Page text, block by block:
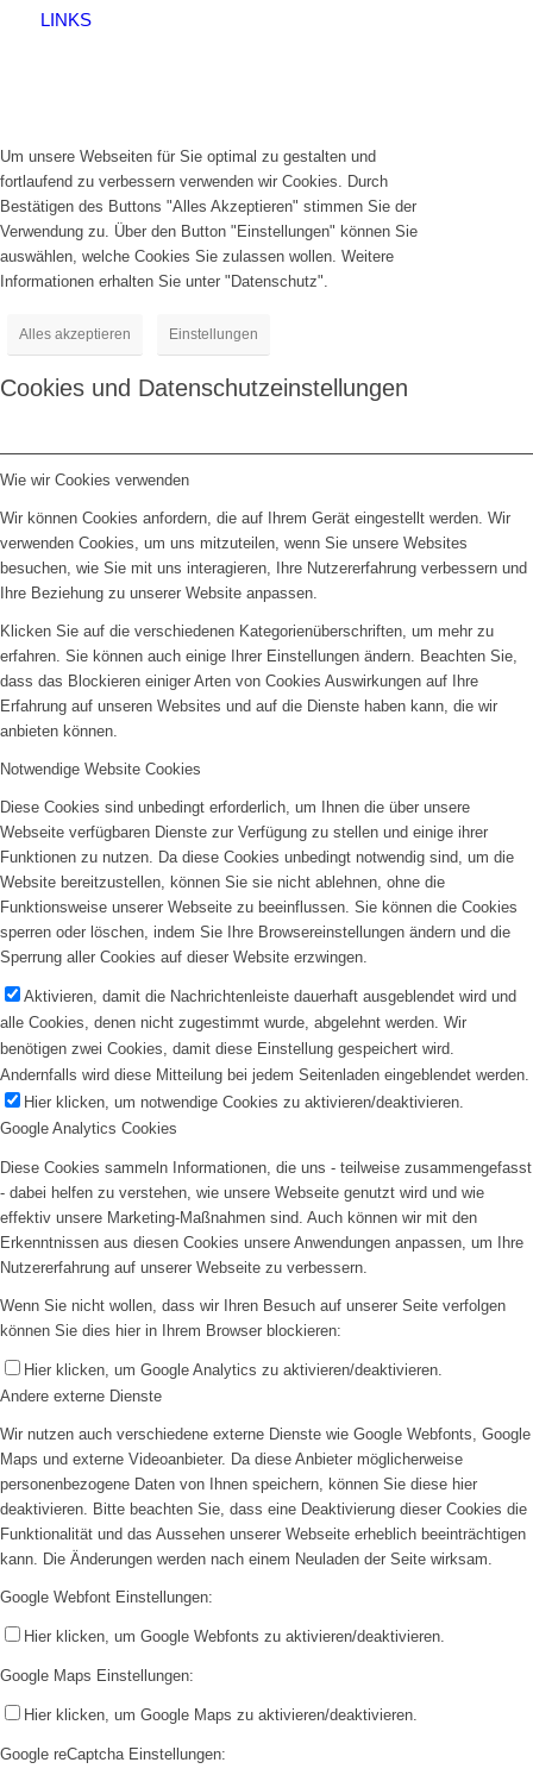
LINKS
Um unsere Webseiten für Sie optimal zu gestalten und
fortlaufend zu verbessern verwenden wir Cookies. Durch
Bestätigen des Buttons "Alles Akzeptieren" stimmen Sie der
Verwendung zu. Über den Button "Einstellungen" können Sie
auswählen, welche Cookies Sie zulassen wollen. Weitere
Informationen erhalten Sie unter "Datenschutz".
Alles akzeptieren Einstellungen
Cookies und Datenschutzeinstellungen
Wie wir Cookies verwenden
Wir können Cookies anfordern, die auf Ihrem Gerät eingestellt werden. Wir
verwenden Cookies, um uns mitzuteilen, wenn Sie unsere Websites
besuchen, wie Sie mit uns interagieren, Ihre Nutzererfahrung verbessern und
Ihre Beziehung zu unserer Website anpassen.
Klicken Sie auf die verschiedenen Kategorienüberschriften, um mehr zu
erfahren. Sie können auch einige Ihrer Einstellungen ändern. Beachten Sie,
dass das Blockieren einiger Arten von Cookies Auswirkungen auf Ihre
Erfahrung auf unseren Websites und auf die Dienste haben kann, die wir
anbieten können.
Notwendige Website Cookies
Diese Cookies sind unbedingt erforderlich, um Ihnen die über unsere
Webseite verfügbaren Dienste zur Verfügung zu stellen und einige ihrer
Funktionen zu nutzen. Da diese Cookies unbedingt notwendig sind, um die
Website bereitzustellen, können Sie sie nicht ablehnen, ohne die
Funktionsweise unserer Webseite zu beeinflussen. Sie können die Cookies
sperren oder löschen, indem Sie Ihre Browsereinstellungen ändern und die
Sperrung aller Cookies auf dieser Website erzwingen.
Aktivieren, damit die Nachrichtenleiste dauerhaft ausgeblendet wird und
alle Cookies, denen nicht zugestimmt wurde, abgelehnt werden. Wir
benötigen zwei Cookies, damit diese Einstellung gespeichert wird.
Andernfalls wird diese Mitteilung bei jedem Seitenladen eingeblendet werden.
Hier klicken, um notwendige Cookies zu aktivieren/deaktivieren.
Google Analytics Cookies
Diese Cookies sammeln Informationen, die uns - teilweise zusammengefasst
- dabei helfen zu verstehen, wie unsere Webseite genutzt wird und wie
effektiv unsere Marketing-Maßnahmen sind. Auch können wir mit den
Erkenntnissen aus diesen Cookies unsere Anwendungen anpassen, um Ihre
Nutzererfahrung auf unserer Webseite zu verbessern.
Wenn Sie nicht wollen, dass wir Ihren Besuch auf unserer Seite verfolgen
können Sie dies hier in Ihrem Browser blockieren:
Hier klicken, um Google Analytics zu aktivieren/deaktivieren.
Andere externe Dienste
Wir nutzen auch verschiedene externe Dienste wie Google Webfonts, Google
Maps und externe Videoanbieter. Da diese Anbieter möglicherweise
personenbezogene Daten von Ihnen speichern, können Sie diese hier
deaktivieren. Bitte beachten Sie, dass eine Deaktivierung dieser Cookies die
Funktionalität und das Aussehen unserer Webseite erheblich beeinträchtigen
kann. Die Änderungen werden nach einem Neuladen der Seite wirksam.
Google Webfont Einstellungen:
Hier klicken, um Google Webfonts zu aktivieren/deaktivieren.
Google Maps Einstellungen:
Hier klicken, um Google Maps zu aktivieren/deaktivieren.
Google reCaptcha Einstellungen: